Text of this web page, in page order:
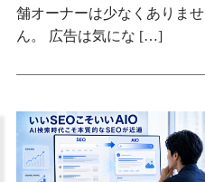
舗オーナーは少なくありませ
ん。 広告は気にな […]